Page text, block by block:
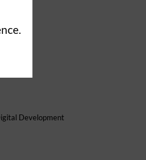
Development